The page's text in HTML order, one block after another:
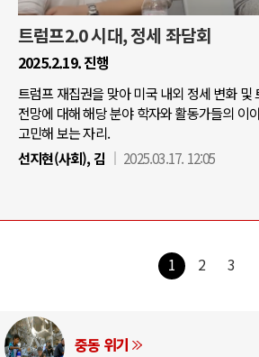
트럼프2.0 시대, 정세 좌담회
2025.2.19. 진행
트럼프 재집권을 맞아 미국 내외 정세 변화 및
전망에 대해 해당 분야 학자와 활동가들의 이
고민해 보는 자리.
선지현(사회), 김
2025.03.17. 12:05
1 2 3
중동 위기